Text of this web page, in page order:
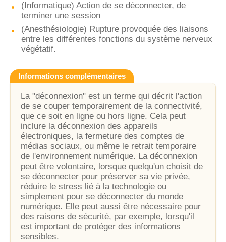
(Informatique) Action de se déconnecter, de
terminer une session
(Anesthésiologie) Rupture provoquée des liaisons
entre les différentes fonctions du système nerveux
végétatif.
Informations complémentaires
La "déconnexion" est un terme qui décrit l'action
de se couper temporairement de la connectivité,
que ce soit en ligne ou hors ligne. Cela peut
inclure la déconnexion des appareils
électroniques, la fermeture des comptes de
médias sociaux, ou même le retrait temporaire
de l'environnement numérique. La déconnexion
peut être volontaire, lorsque quelqu'un choisit de
se déconnecter pour préserver sa vie privée,
réduire le stress lié à la technologie ou
simplement pour se déconnecter du monde
numérique. Elle peut aussi être nécessaire pour
des raisons de sécurité, par exemple, lorsqu'il
est important de protéger des informations
sensibles.